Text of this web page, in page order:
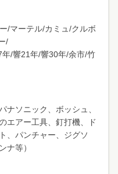
/マーテル/カミュ/クルボ
/
/響21年/響30年/余市/竹
ナソニック、ボッシュ、
エアー工具、釘打機、ド
、パンチャー、ジグソ
ナ等）